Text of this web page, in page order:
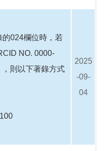
024欄位時，若
NO. 0000-
則以下著錄方式
2025
-09-
04